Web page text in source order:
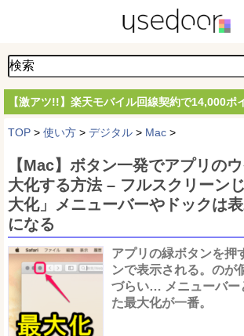
【激アツ!!】楽天モバイル回線契約で14,000ポ
TOP > 使い方 > デジタル > Mac >
【Mac】ボタン一発でアプリの
大化する方法 – フルスクリーン
大化」メニューバーやドックは
になる
アプリの緑ボタンを押
ンで表示される。のが
づらい… メニューバー
た最大化が一番。